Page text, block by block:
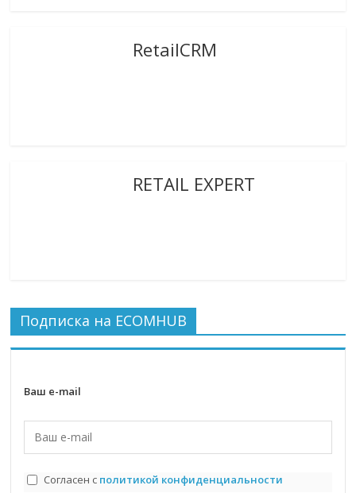
RetailCRM
RETAIL EXPERT
Подписка на ECOMHUB
Ваш e-mail
Согласен с политикой конфиденциальности